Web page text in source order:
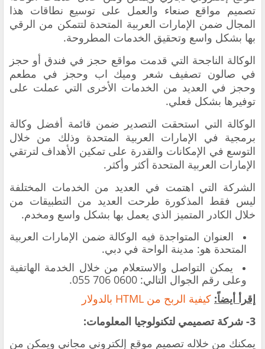
تصميم مواقع صنعاء والعمل على توسيع نطاقات هذا
المجال ضمن الإمارات العربية المتحدة لتتمكن من الرقي
بها بشكل واسع وتحقيق الخدمات المطروحة.
الوكالة الناجحة التي قدمت مواقع حجز في فندق أو حجز
في صالون تصفيف شعر وميك اب وحجز في مطعم
وحجز في العديد من الخدمات الأخرى التي عملت على
توفيرها بشكل فعلي.
الوكالة التي استحقت التصدير ضمن قائمة أفضل وكالة
برمجية في الإمارات العربية المتحدة وذلك من خلال
التوسع في الإمكانات والقدرة على تمكين الأهداف لترتقي
الإمارات العربية المتحدة أكثر وأكثر.
الشركة التي اهتمت في العديد من الخدمات المختلفة
ليس فقط المذكورة طرحت العديد من التطبيقات من
خلال الكادر المتميز الذي يعمل بها بشكل واسع ومخدم.
العنوان المتواجدة فيه الوكالة ضمن الإمارات العربية
المتحدة هو: مدينة الواحة في دبي.
يمكن التواصل والاستعلام من خلال الخدمة الهاتفية
وعلى رقم الجوال التالي: 0600 706 055.
إقرأ أيضاً: كيفية الربح من HTML بالدولار
3- شركة تصميمي لتكنولوجيا المعلومات:
يمكنك من خلاله تصميم موقع إلكتروني مجاني ويمكن من